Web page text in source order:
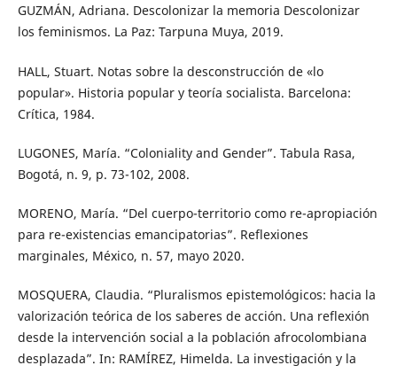
GUZMÁN, Adriana. Descolonizar la memoria Descolonizar
los feminismos. La Paz: Tarpuna Muya, 2019.
HALL, Stuart. Notas sobre la desconstrucción de «lo
popular». Historia popular y teoría socialista. Barcelona:
Crítica, 1984.
LUGONES, María. “Coloniality and Gender”. Tabula Rasa,
Bogotá, n. 9, p. 73-102, 2008.
MORENO, María. “Del cuerpo-territorio como re-apropiación
para re-existencias emancipatorias”. Reflexiones
marginales, México, n. 57, mayo 2020.
MOSQUERA, Claudia. “Pluralismos epistemológicos: hacia la
valorización teórica de los saberes de acción. Una reflexión
desde la intervención social a la población afrocolombiana
desplazada”. In: RAMÍREZ, Himelda. La investigación y la